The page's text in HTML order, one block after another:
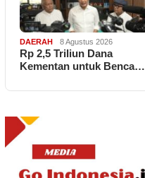
DAERAH 8 Agustus 2026
Rp 2,5 Triliun Dana
Kementan untuk Benca…